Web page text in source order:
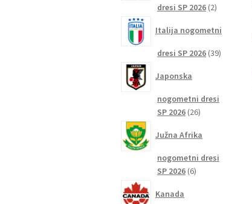
dresi SP 2026 22
Italija nogometni
dresi SP 2026 3939
Japonska
nogometni dresi
SP 2026 2626
Južna Afrika
nogometni dresi
SP 2026 66
Kanada